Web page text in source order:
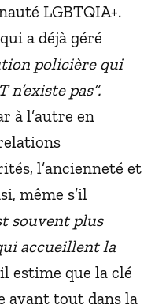
LGBTQIA+.
a déjà géré
policière qui
pas”.
à l’autre en
l’ancienneté et
même s’il
souvent plus
accueillent la
il estime que la clé
avant tout dans la